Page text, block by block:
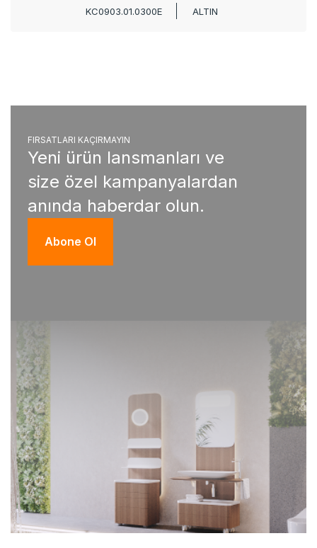
KC0903.01.0300E ALTIN
FIRSATLARI KAÇIRMAYIN
Yeni ürün lansmanları ve
size özel kampanyalardan
anında haberdar olun.
Abone Ol